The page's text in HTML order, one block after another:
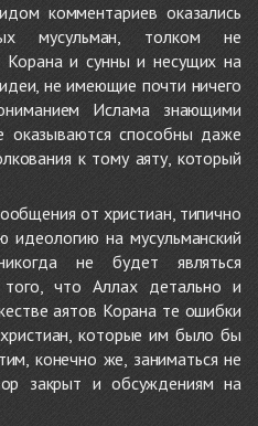
комментариев оказались
мусульман, толком не
и сунны и несущих на
не имеющие почти ничего
Ислама знающими
способны даже
к тому аяту, который
от христиан, типично
на мусульманский
не будет являться
что Аллах детально и
аятов Корана те ошибки
которые им было бы
конечно же, заниматься не
закрыт и обсуждениям на